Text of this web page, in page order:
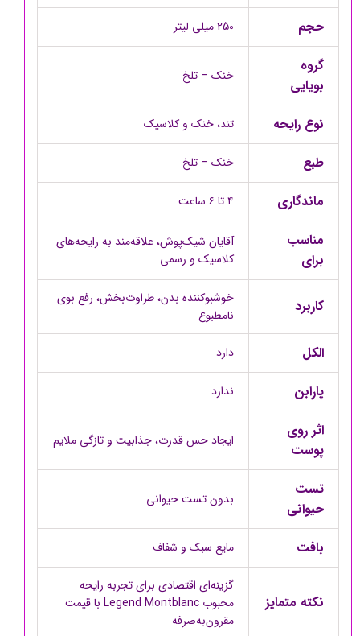
حجم 250 میلی لیتر
گروه
بویایی
خنک – تلخ
نوع رایحه تند، خنک و کلاسیک
طبع خنک – تلخ
ماندگاری ۴ تا ۶ ساعت
مناسب
برای
آقایان شیک‌پوش، علاقه‌مند به رایحه‌های
کلاسیک و رسمی
کاربرد
خوشبوکننده بدن، طراوت‌بخش، رفع بوی
نامطبوع
الکل دارد
پارابن ندارد
اثر روی
پوست
ایجاد حس قدرت، جذابیت و تازگی ملایم
تست
حیوانی
بدون تست حیوانی
بافت مایع سبک و شفاف
نکته متمایز
گزینه‌ای اقتصادی برای تجربه رایحه
محبوب Legend Montblanc با قیمت
مقرون‌به‌صرفه